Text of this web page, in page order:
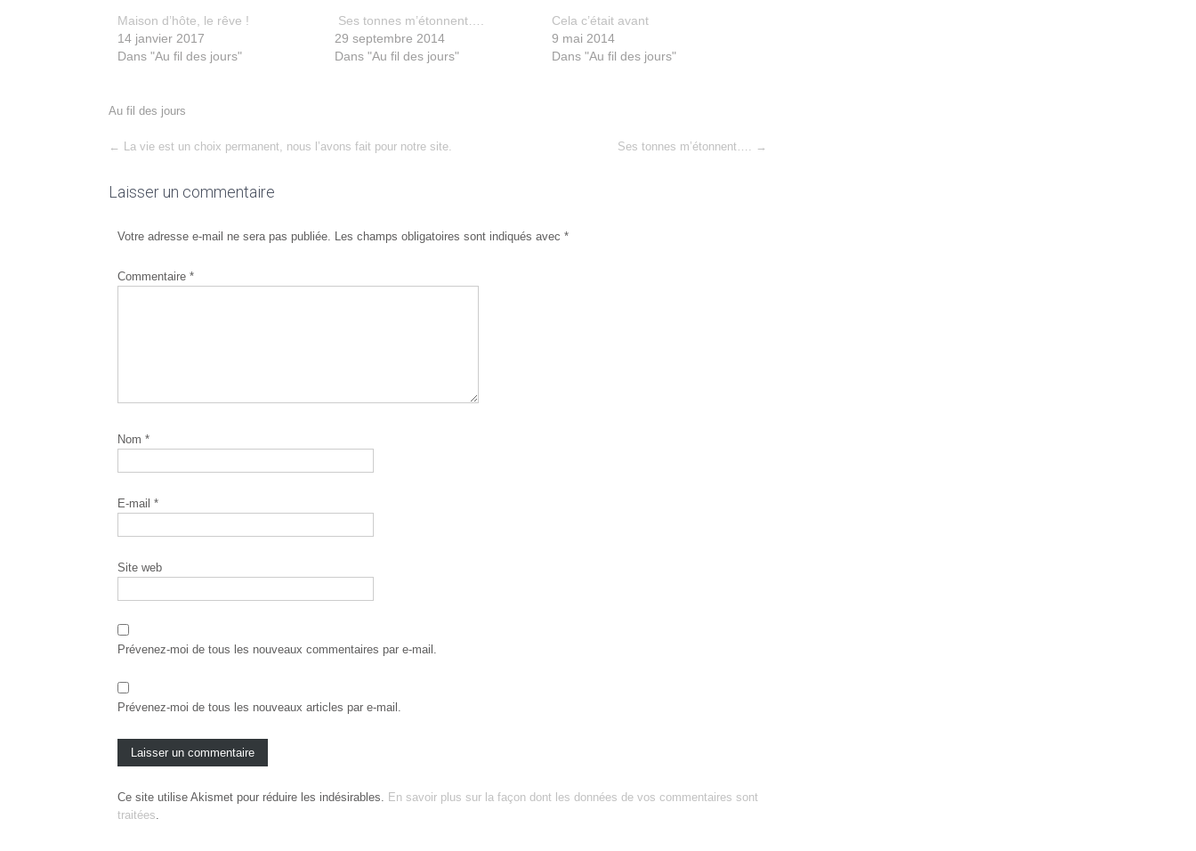
Maison d’hôte, le rêve !
14 janvier 2017
Dans "Au fil des jours"
Ses tonnes m’étonnent….
29 septembre 2014
Dans "Au fil des jours"
Cela c’était avant
9 mai 2014
Dans "Au fil des jours"
Au fil des jours
Post
← La vie est un choix permanent, nous l’avons fait pour notre site. Ses tonnes m’étonnent…. →
Laisser un commentaire
Votre adresse e-mail ne sera pas publiée. Les champs obligatoires sont indiqués avec *
Commentaire *
Nom *
E-mail *
Site web
Prévenez-moi de tous les nouveaux commentaires par e-mail.
Prévenez-moi de tous les nouveaux articles par e-mail.
Ce site utilise Akismet pour réduire les indésirables.
En savoir plus sur la façon dont les données de vos commentaires sont
traitées